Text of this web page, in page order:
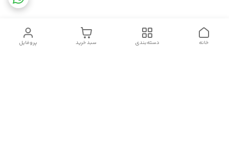
پروفایل سبد خرید دسته‌بندی خانه